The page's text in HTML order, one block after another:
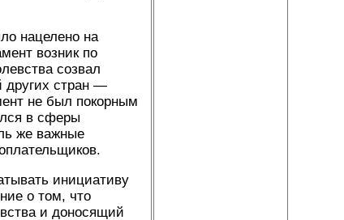
нацелено на
возник по
созвал
других стран —
не был покорным
в сферы
же важные
инициативу
о том, что
и доносящий